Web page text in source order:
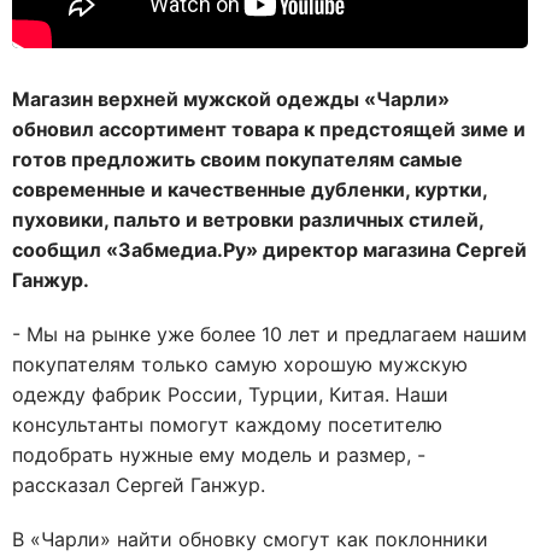
Магазин верхней мужской одежды «Чарли»
обновил ассортимент товара к предстоящей зиме и
готов предложить своим покупателям самые
современные и качественные дубленки, куртки,
пуховики, пальто и ветровки различных стилей,
сообщил «Забмедиа.Ру» директор магазина Сергей
Ганжур.
- Мы на рынке уже более 10 лет и предлагаем нашим
покупателям только самую хорошую мужскую
одежду фабрик России, Турции, Китая. Наши
консультанты помогут каждому посетителю
подобрать нужные ему модель и размер, -
рассказал Сергей Ганжур.
В «Чарли» найти обновку смогут как поклонники